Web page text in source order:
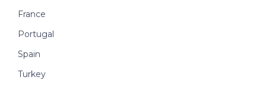
France
Portugal
Spain
Turkey